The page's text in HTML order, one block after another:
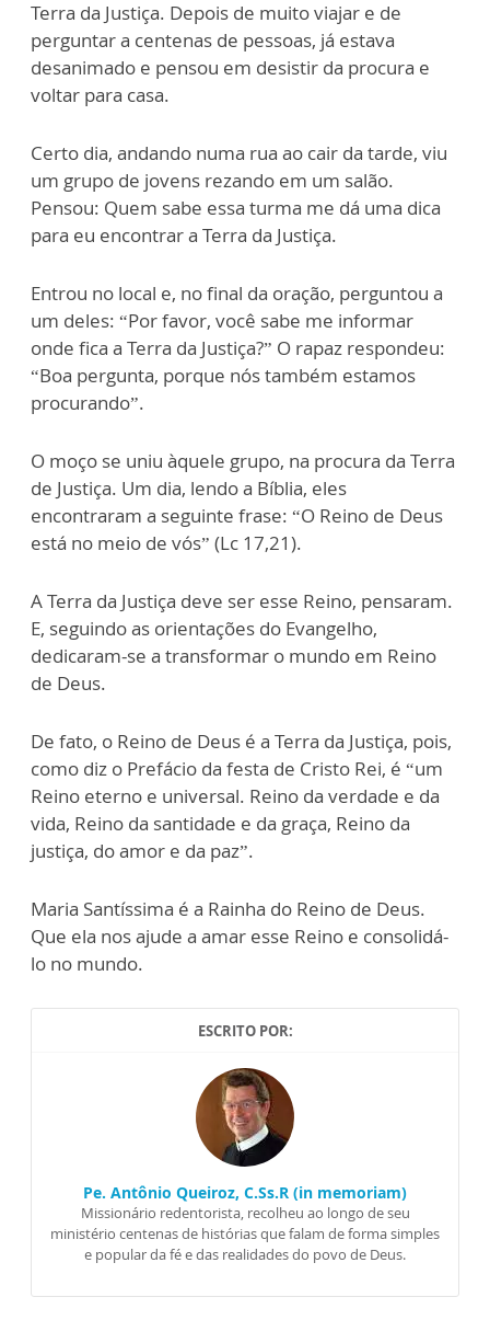
Terra da Justiça. Depois de muito viajar e de
perguntar a centenas de pessoas, já estava
desanimado e pensou em desistir da procura e
voltar para casa.
Certo dia, andando numa rua ao cair da tarde, viu
um grupo de jovens rezando em um salão.
Pensou: Quem sabe essa turma me dá uma dica
para eu encontrar a Terra da Justiça.
Entrou no local e, no final da oração, perguntou a
um deles: “Por favor, você sabe me informar
onde fica a Terra da Justiça?” O rapaz respondeu:
“Boa pergunta, porque nós também estamos
procurando”.
O moço se uniu àquele grupo, na procura da Terra
de Justiça. Um dia, lendo a Bíblia, eles
encontraram a seguinte frase: “O Reino de Deus
está no meio de vós” (Lc 17,21).
A Terra da Justiça deve ser esse Reino, pensaram.
E, seguindo as orientações do Evangelho,
dedicaram-se a transformar o mundo em Reino
de Deus.
De fato, o Reino de Deus é a Terra da Justiça, pois,
como diz o Prefácio da festa de Cristo Rei, é “um
Reino eterno e universal. Reino da verdade e da
vida, Reino da santidade e da graça, Reino da
justiça, do amor e da paz”.
Maria Santíssima é a Rainha do Reino de Deus.
Que ela nos ajude a amar esse Reino e consolidá-
lo no mundo.
ESCRITO POR:
Pe. Antônio Queiroz, C.Ss.R (in memoriam)
Missionário redentorista, recolheu ao longo de seu
ministério centenas de histórias que falam de forma simples
e popular da fé e das realidades do povo de Deus.